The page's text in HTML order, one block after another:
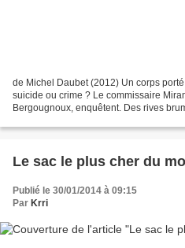
de Michel Daubet (2012) Un corps
suicide ou crime ? Le commissaire
Bergougnoux, enquêtent. Des rives
Le sac le plus cher du
Publié le 30/01/2014 à 09:15
Par Krri